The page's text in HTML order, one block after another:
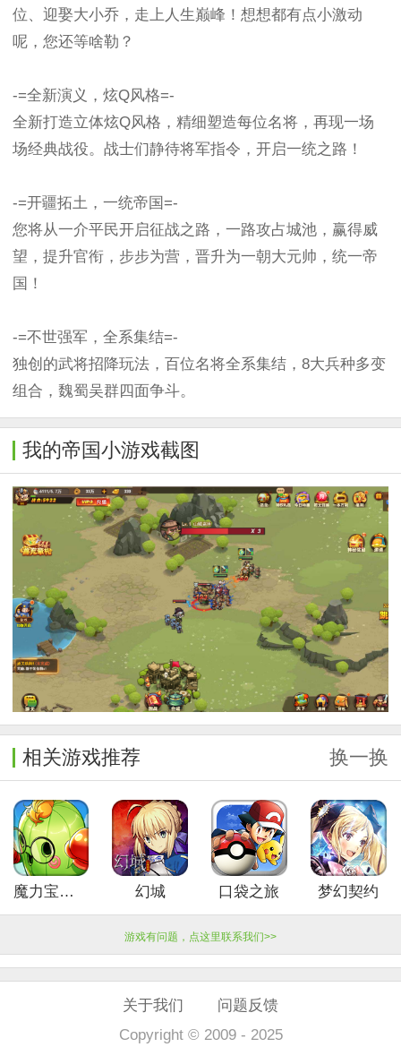
位、迎娶大小乔，走上人生巅峰！想想都有点小激动
呢，您还等啥勒？
-=全新演义，炫Q风格=-
全新打造立体炫Q风格，精细塑造每位名将，再现一场
场经典战役。战士们静待将军指令，开启一统之路！
-=开疆拓土，一统帝国=-
您将从一介平民开启征战之路，一路攻占城池，赢得威
望，提升官衔，步步为营，晋升为一朝大元帅，统一帝
国！
-=不世强军，全系集结=-
独创的武将招降玩法，百位名将全系集结，8大兵种多变
组合，魏蜀吴群四面争斗。
我的帝国小游戏截图
相关游戏推荐 换一换
魔力宝贝觉醒 幻城 口袋之旅 梦幻契约
游戏有问题，点这里联系我们>>
关于我们
问题反馈
Copyright © 2009 - 2025